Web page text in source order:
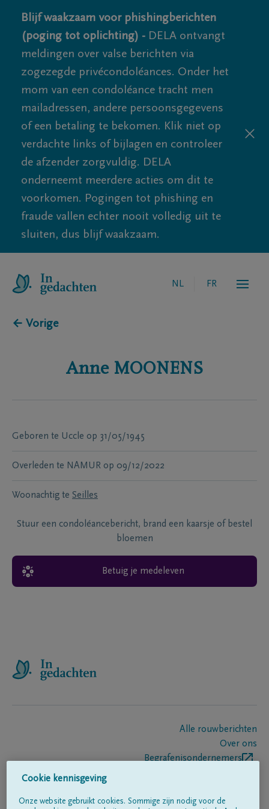
Blijf waakzaam voor phishingberichten
(poging tot oplichting) - DELA ontvangt
meldingen over valse berichten via
zogezegde privécondoléances. Onder het
mom van een condoléance tracht men
mailadressen, andere persoonsgegevens
of een betaling te bekomen. Klik niet op
verdachte links of bijlagen en controleer
de afzender zorgvuldig. DELA
onderneemt meerdere acties om dit te
voorkomen. Pogingen tot phishing en
fraude vallen echter nooit volledig uit te
sluiten, dus blijf waakzaam.
NL FR
← Vorige
Anne MOONENS
Geboren te Uccle op 31/05/1945
Overleden te NAMUR op 09/12/2022
Woonachtig te Seilles
Stuur een condoléancebericht, brand een kaarsje of bestel
bloemen
Betuig je medeleven
Alle rouwberichten
Over ons
Begrafenisondernemers
Cookie kennisgeving
Onze website gebruikt cookies. Sommige zijn nodig voor de